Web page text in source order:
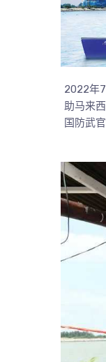
2022年
助马来
国防武